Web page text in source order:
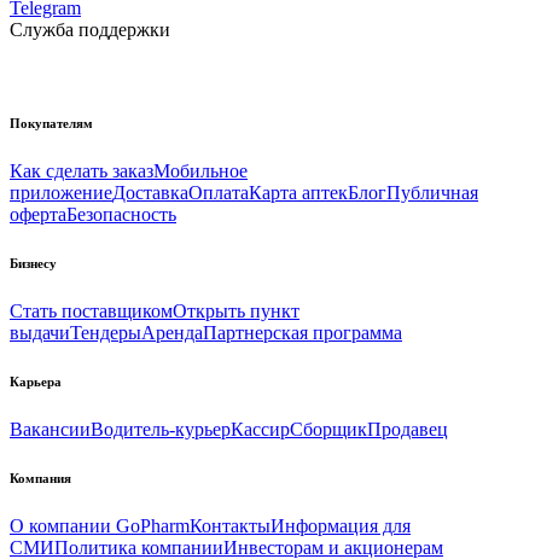
Telegram
Служба поддержки
Покупателям
Как сделать заказМобильное
приложениеДоставкаОплатаКарта аптекБлогПубличная
офертаБезопасность
Бизнесу
Стать поставщикомОткрыть пункт
выдачиТендерыАрендаПартнерская программа
Карьера
ВакансииВодитель-курьерКассирСборщикПродавец
Компания
О компании GoPharmКонтактыИнформация для
СМИПолитика компанииИнвесторам и акционерам